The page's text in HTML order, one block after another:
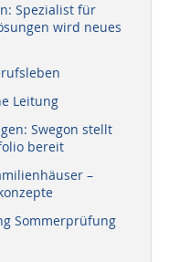
Spezialist für
wird neues
Leitung
Swegon stellt
bereit
–
Sommerprüfung